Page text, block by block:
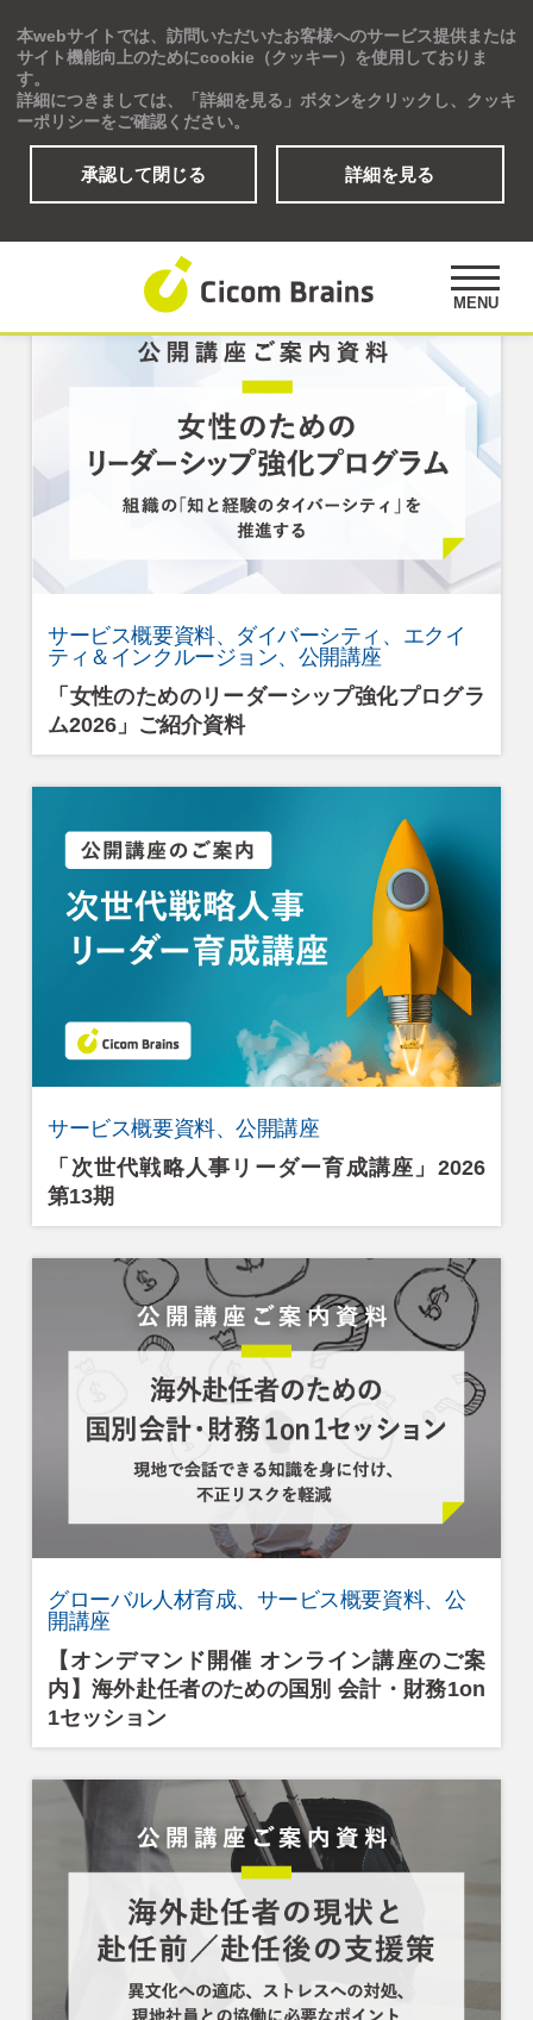
本webサイトでは、訪問いただいたお客様へのサービス提供または
サイト機能向上のためにcookie（クッキー）を使用しておりま
す。
詳細につきましては、「詳細を見る」ボタンをクリックし、クッキ
ーポリシーをご確認ください。
承認して閉じる 詳細を見る
MENU
Global
アセスメント
公開講座 事例紹介 オピニオンズ
デジタルラーニングサイト
アジア・ネットワーク
資料ダウンロード
検
「公開講座」の資料
サービス概要資料、ダイバーシティ、エクイ
ティ＆インクルージョン、公開講座
「女性のためのリーダーシップ強化プログラ
ム2026」ご紹介資料
サービス概要資料、公開講座
「次世代戦略人事リーダー育成講座」2026
第13期
グローバル人材育成、サービス概要資料、公
開講座
【オンデマンド開催 オンライン講座のご案
内】海外赴任者のための国別 会計・財務1on
1セッション